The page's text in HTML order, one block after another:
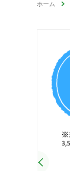
ホーム